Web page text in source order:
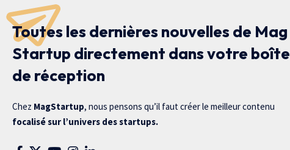
Toutes les dernières nouvelles de Mag
Startup directement dans votre boîte
de réception
Chez MagStartup, nous pensons qu’il faut créer le meilleur contenu
focalisé sur l’univers des startups.